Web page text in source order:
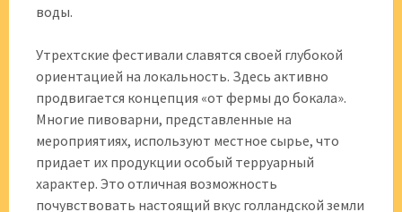
воды.
Утрехтские фестивали славятся своей глубокой
ориентацией на локальность. Здесь активно
продвигается концепция «от фермы до бокала».
Многие пивоварни, представленные на
мероприятиях, используют местное сырье, что
придает их продукции особый терруарный
характер. Это отличная возможность
почувствовать настоящий вкус голландской земли